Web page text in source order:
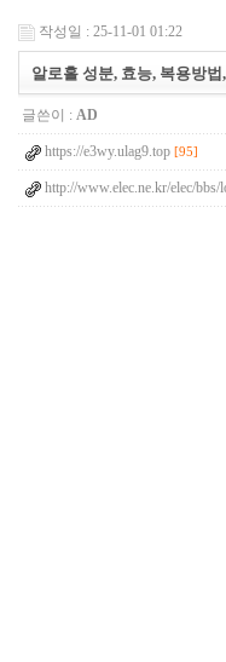
작성일 : 25-11-01 01:22
알로홀 성분, 효능, 복용방
글쓴이 : AD
https://e3wy.ulag9.top [95]
http://www.elec.ne.kr/elec/